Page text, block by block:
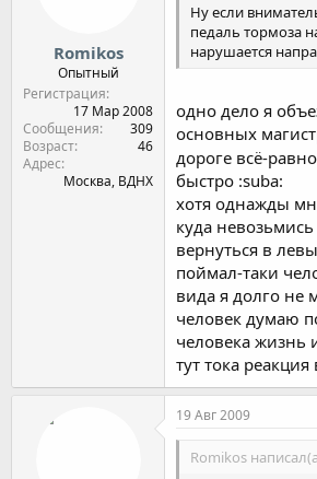
Romikos
Опытный
Регистрация
17 Мар 2008
Сообщения
309
Возраст
46
Адрес
Москва, ВДНХ
Ну если
педаль тормоза
нарушается
одно дело я
основных
дороге всё-
быстро :suba:
хотя однажды
куда
вернуться в
поймал-таки
вида я долго не
человек думаю
человека жизнь
тут тока
19 Авг 2009
Romikos